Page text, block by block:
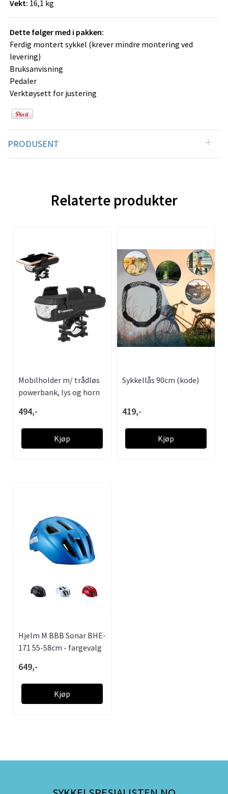
Vekt: 16,1 kg
Dette følger med i pakken:
Ferdig montert sykkel (krever mindre montering ved
levering)
Bruksanvisning
Pedaler
Verktøysett for justering
PRODUSENT
Relaterte produkter
Mobilholder m/ trådløs
powerbank, lys og horn
494,-
Kjøp
Sykkellås 90cm (kode)
419,-
Kjøp
Hjelm M BBB Sonar BHE-
171 55-58cm - fargevalg
649,-
Kjøp